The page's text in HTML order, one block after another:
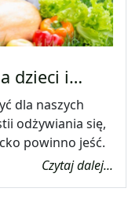
dzieci i…
dla naszych
odżywiania się,
powinno jeść.
Czytaj dalej...